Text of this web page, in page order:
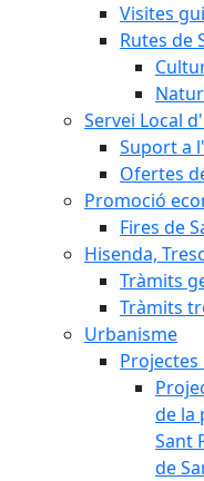
Visites
Rutes de
Servei Local
Suport a
Ofertes
Promoció
Fires de
Hisenda,
Tràmits
Tràmits
Urbanisme
de la
Sant
de